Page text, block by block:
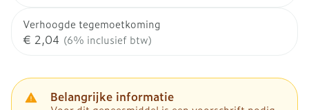
Verhoogde tegemoetkoming
€ 2,04 (6% inclusief btw)
Belangrijke informatie